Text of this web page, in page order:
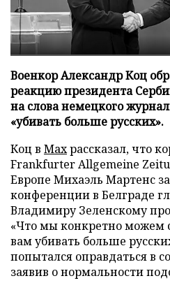
Военкор Александр Коц
реакцию президента
на слова немецкого
«убивать больше русских».
Коц в Махрассказал, что
Frankfurter Allgemeine
Европе Михаэль Мартенс
конференции в Белграде
Владимиру Зеленскому
«Что мы конкретно можем
вам убивать больше
попытался оправдаться в
заявив о нормальности